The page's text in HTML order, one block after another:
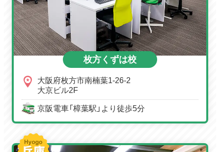
枚方くずは校
大阪府枚方市南楠葉1-26-2
大京ビル2F
京阪電車「樟葉駅」より徒歩5分